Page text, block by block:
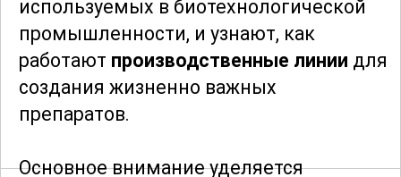
используемых в биотехнологической
промышленности, и узнают, как
работают производственные линии для
создания жизненно важных
препаратов.
Основное внимание уделяется